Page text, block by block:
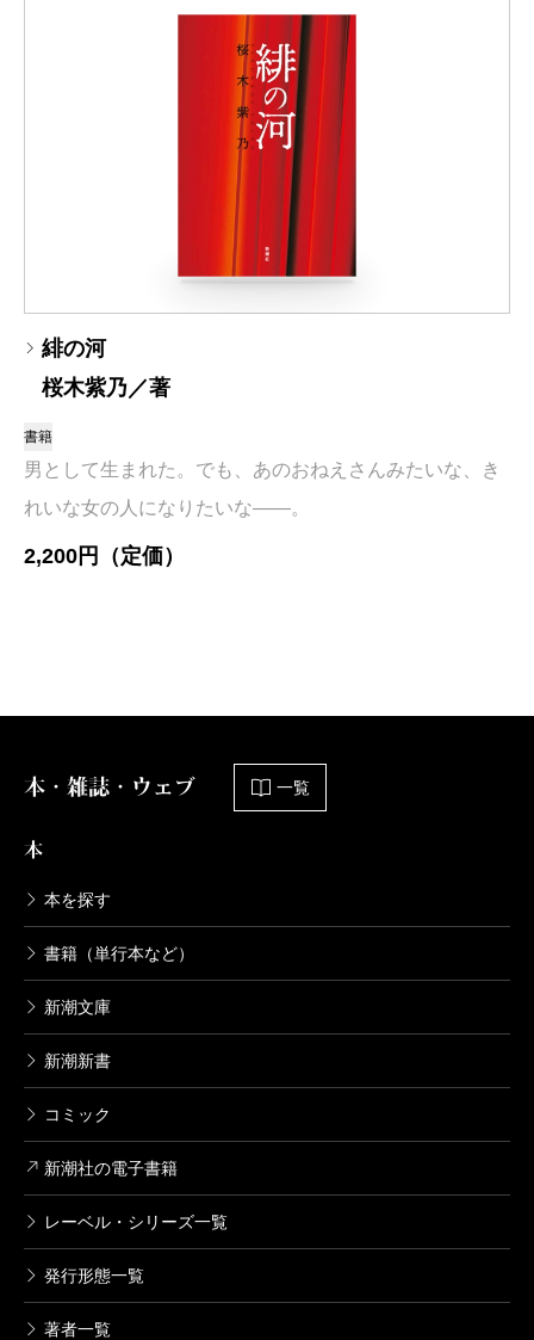
緋の河
桜木紫乃／著
書籍
男として生まれた。でも、あのおねえさんみたいな、き
れいな女の人になりたいな――。
2,200円（定価）
本・雑誌・ウェブ 一覧
本
本を探す
書籍（単行本など）
新潮文庫
新潮新書
コミック
新潮社の電子書籍
レーベル・シリーズ一覧
発行形態一覧
著者一覧